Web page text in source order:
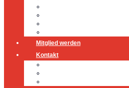
Mitglied werden
Kontakt